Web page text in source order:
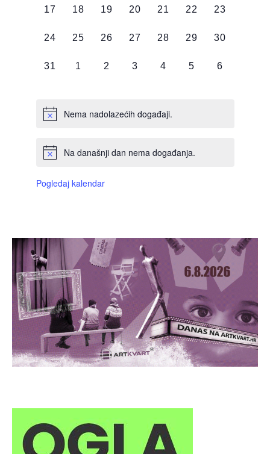
0
17
0
18
0
19
0
20
0
21
0
22
0
23
0
24
0
25
0
26
0
27
0
28
0
29
0
30
0
31
0
1
0
2
0
3
0
4
0
5
0
6
Nema nadolazećih događaji.
Na današnji dan nema događanja.
Pogledaj kalendar